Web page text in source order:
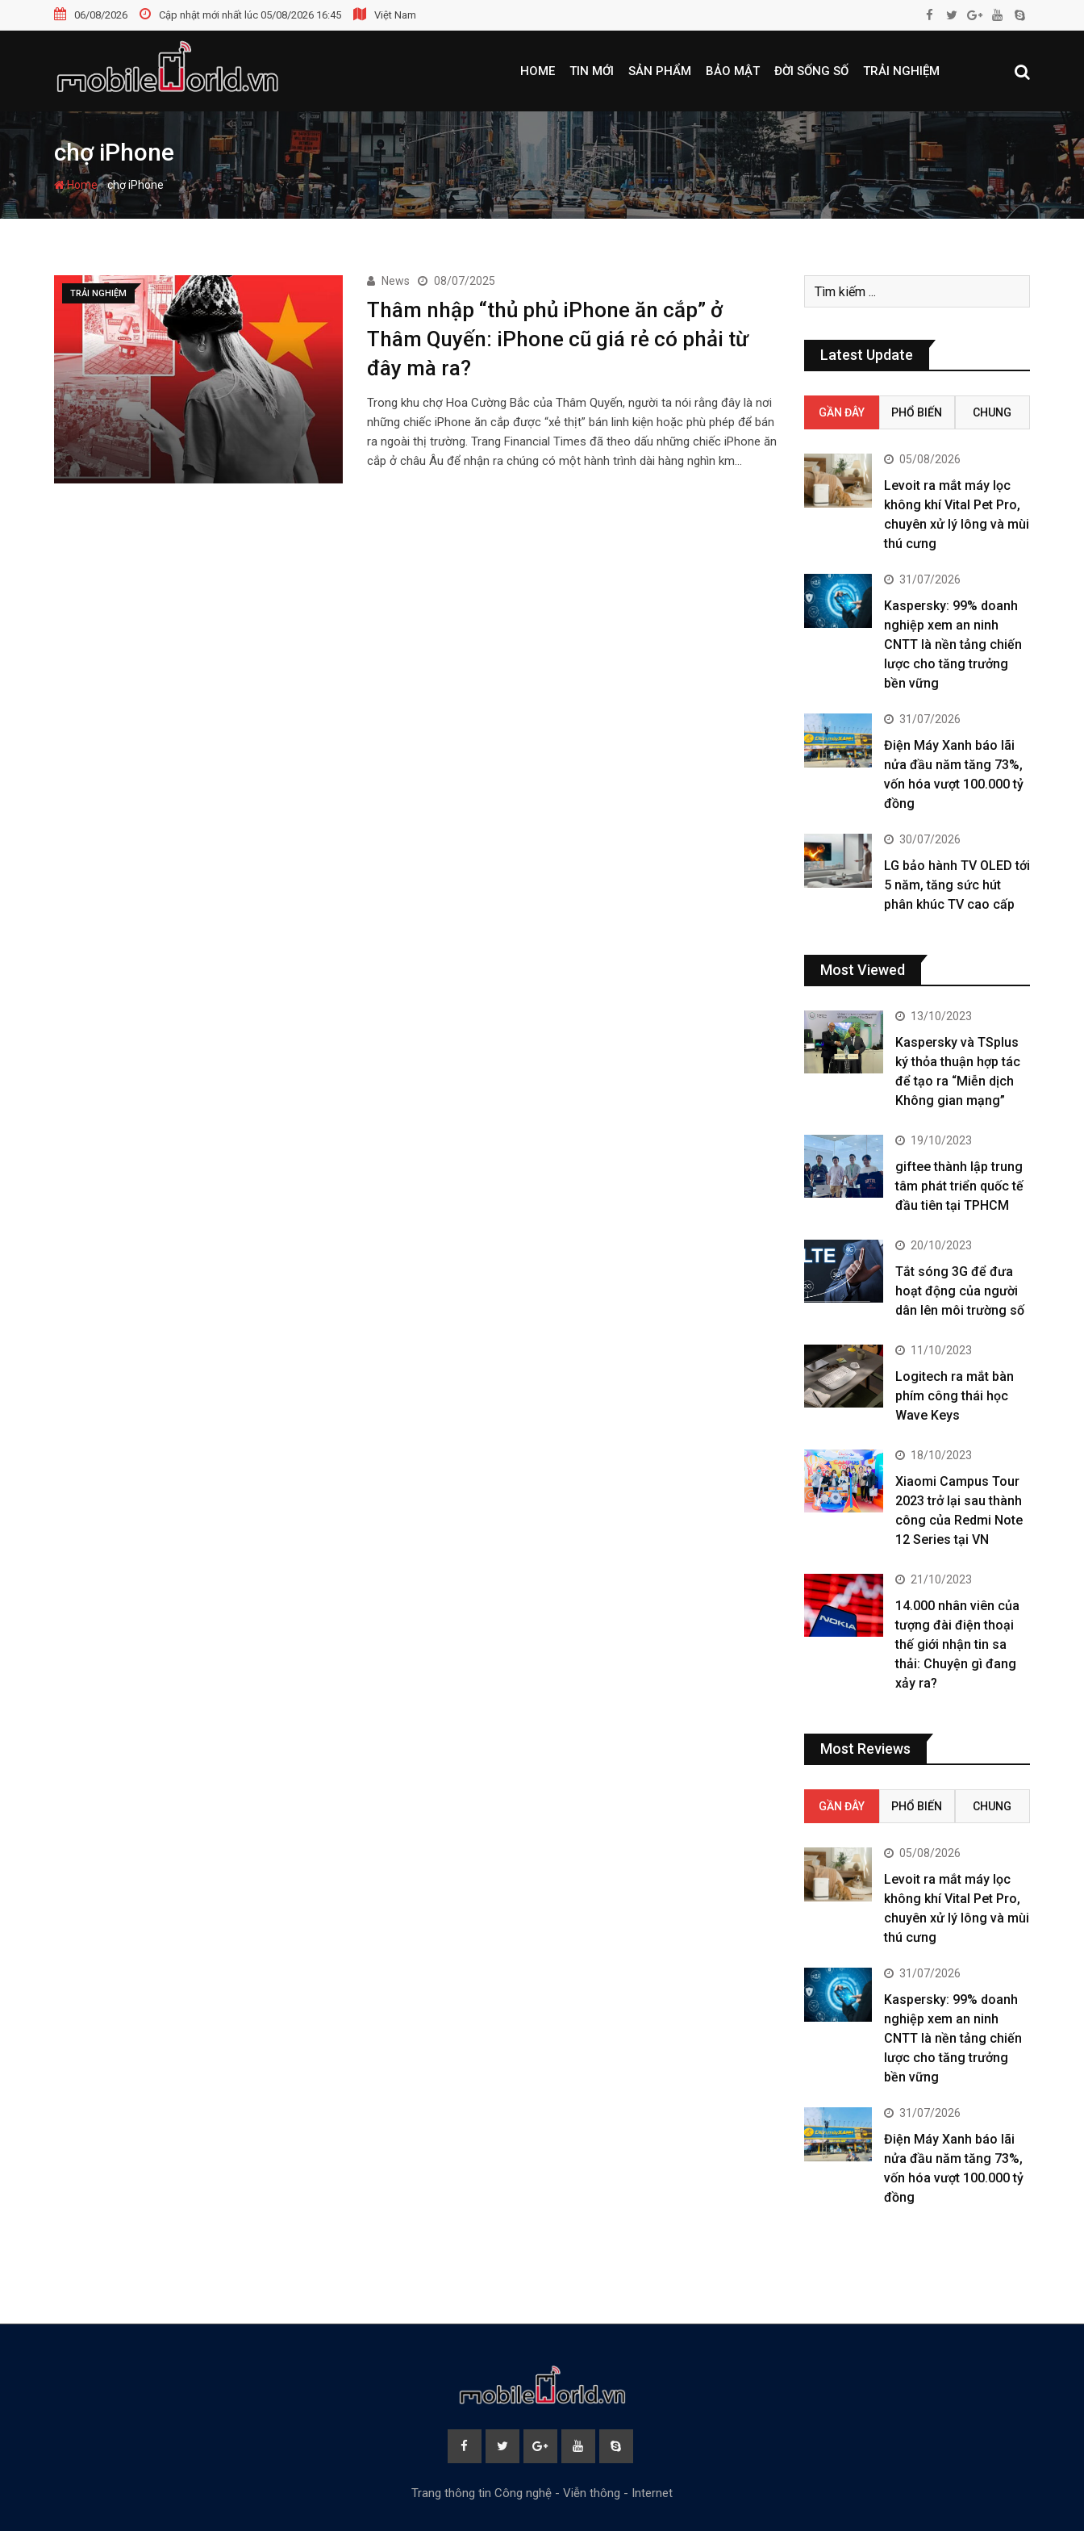
k
c
e
n
06/08/2026 Cập nhật mới nhất lúc 05/08/2026 16:45 Việt Nam
HOME TIN MỚI SẢN PHẨM BẢO MẬT ĐỜI SỐNG SỐ TRẢI NGHIỆM
chợ iPhone
Home-chợ iPhone
TRẢI NGHIỆM
News 08/07/2025
Thâm nhập “thủ phủ iPhone ăn cắp” ở
Thâm Quyến: iPhone cũ giá rẻ có phải từ
đây mà ra?
Trong khu chợ Hoa Cường Bắc của Thâm Quyến, người ta nói rằng đây là nơi
những chiếc iPhone ăn cắp được “xẻ thịt” bán linh kiện hoặc phù phép để bán
ra ngoài thị trường. Trang Financial Times đã theo dấu những chiếc iPhone ăn
cắp ở châu Âu để nhận ra chúng có một hành trình dài hàng nghìn km…
Latest Update
GẦN ĐÂY PHỔ BIẾN CHUNG
05/08/2026
Levoit ra mắt máy lọc
không khí Vital Pet Pro,
chuyên xử lý lông và mùi
thú cưng
31/07/2026
Kaspersky: 99% doanh
nghiệp xem an ninh
CNTT là nền tảng chiến
lược cho tăng trưởng
bền vững
31/07/2026
Điện Máy Xanh báo lãi
nửa đầu năm tăng 73%,
vốn hóa vượt 100.000 tỷ
đồng
30/07/2026
LG bảo hành TV OLED tới
5 năm, tăng sức hút
phân khúc TV cao cấp
Most Viewed
13/10/2023
Kaspersky và TSplus
ký thỏa thuận hợp tác
để tạo ra “Miễn dịch
Không gian mạng”
19/10/2023
giftee thành lập trung
tâm phát triển quốc tế
đầu tiên tại TPHCM
20/10/2023
Tắt sóng 3G để đưa
hoạt động của người
dân lên môi trường số
11/10/2023
Logitech ra mắt bàn
phím công thái học
Wave Keys
18/10/2023
Xiaomi Campus Tour
2023 trở lại sau thành
công của Redmi Note
12 Series tại VN
21/10/2023
14.000 nhân viên của
tượng đài điện thoại
thế giới nhận tin sa
thải: Chuyện gì đang
xảy ra?
Most Reviews
GẦN ĐÂY PHỔ BIẾN CHUNG
05/08/2026
Levoit ra mắt máy lọc
không khí Vital Pet Pro,
chuyên xử lý lông và mùi
thú cưng
31/07/2026
Kaspersky: 99% doanh
nghiệp xem an ninh
CNTT là nền tảng chiến
lược cho tăng trưởng
bền vững
31/07/2026
Điện Máy Xanh báo lãi
nửa đầu năm tăng 73%,
vốn hóa vượt 100.000 tỷ
đồng
Trang thông tin Công nghệ - Viễn thông - Internet